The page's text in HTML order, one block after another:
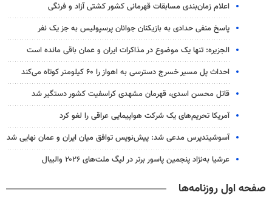
اعلام زمان‌بندی مسابقات قهرمانی کشور کشتی آزاد و فرنگی
پاسخ منفی حدادی به بازیکنان جوانان پرسپولیس به جز یک نفر
الجزیره: تنها یک موضوع در مذاکرات ایران و عمان باقی مانده است
احداث پل مسیر خسرج دسترسی به اهواز را ۶۰ کیلومتر کوتاه می‌کند
قاتل محسن اسدی، قهرمان مشهدی کراسفیت کشور دستگیر شد
آمریکا تحریم‌های یک شرکت هواپیمایی عراقی را لغو کرد
آسوشیتدپرس مدعی شد: پیش‌نویس توافق میان ایران و عمان نهایی شد
عرشیا به‌نژاد پنجمین پاسور برتر در لیگ ملت‌های ۲۰۲۶ والیبال
صفحه اول روزنامه‌ها